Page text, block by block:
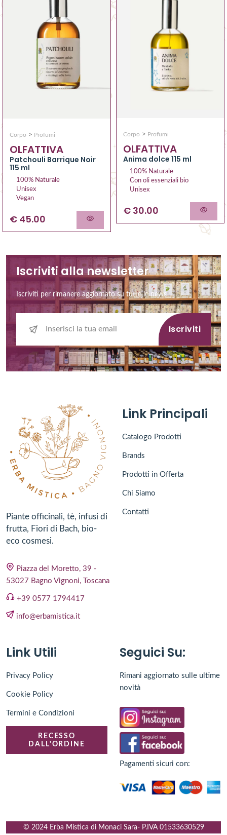
Corpo > Profumi
OLFATTIVA
Patchouli Barrique Noir
115 ml
100% Naturale
Unisex
Vegan
€ 45.00
Corpo > Profumi
OLFATTIVA
Anima dolce 115 ml
100% Naturale
Con oli essenziali bio
Unisex
€ 30.00
Iscriviti alla newsletter
Iscriviti per rimanere aggiornato su tutte le news
Iscriviti
Piante officinali, tè, infusi di
frutta, Fiori di Bach, bio-
eco cosmesi.
Piazza del Moretto, 39 -
53027 Bagno Vignoni, Toscana
+39 0577 1794417
info@erbamistica.it
Link Principali
Catalogo Prodotti
Brands
Prodotti in Offerta
Chi Siamo
Contatti
Link Utili
Privacy Policy
Cookie Policy
Termini e Condizioni
RECESSO
DALL'ORDINE
Seguici Su:
Rimani aggiornato sulle ultime
novità
Pagamenti sicuri con:
© 2024 Erba Mistica di Monaci Sara- P.IVA 01533630529